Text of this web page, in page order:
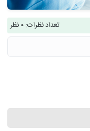
تعداد نظرات: 0 نظر